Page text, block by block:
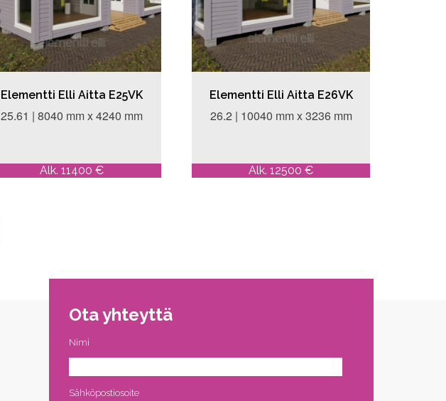
Elementti Elli Aitta E25VK
25.61 | 8040 mm x 4240 mm
Alk. 11400 €
Elementti Elli Aitta E26VK
26.2 | 10040 mm x 3236 mm
Alk. 12500 €
Ota yhteyttä
Nimi
Sähköpostiosoite